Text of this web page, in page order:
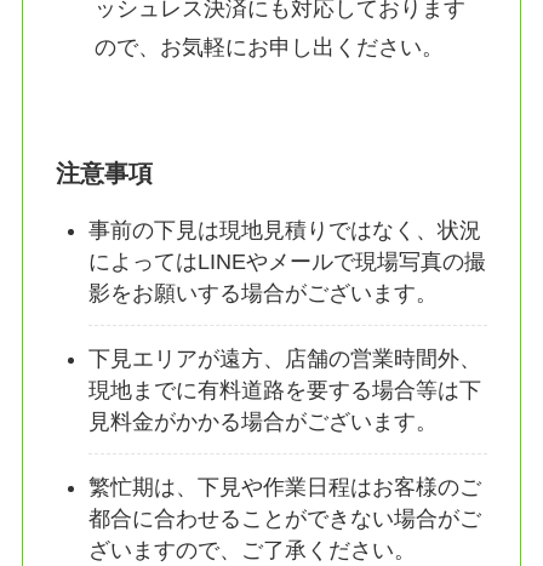
ッシュレス決済にも対応しております
ので、お気軽にお申し出ください。
注意事項
事前の下見は現地見積りではなく、状況
によってはLINEやメールで現場写真の撮
影をお願いする場合がございます。
下見エリアが遠方、店舗の営業時間外、
現地までに有料道路を要する場合等は下
見料金がかかる場合がございます。
繁忙期は、下見や作業日程はお客様のご
都合に合わせることができない場合がご
ざいますので、ご了承ください。